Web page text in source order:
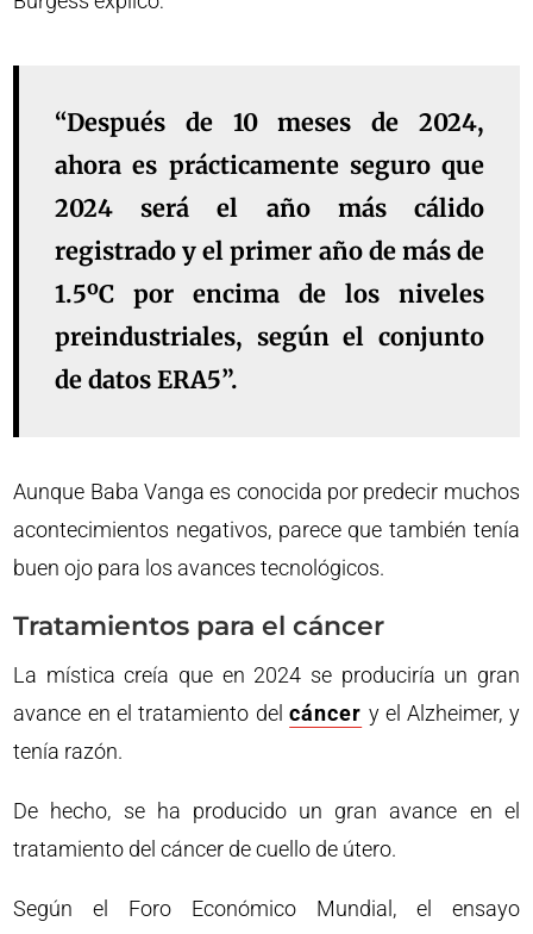
“Después de 10 meses de 2024,
ahora es prácticamente seguro que
2024 será el año más cálido
registrado y el primer año de más de
1.5ºC por encima de los niveles
preindustriales, según el conjunto
de datos ERA5”.
Aunque Baba Vanga es conocida por predecir muchos
acontecimientos negativos, parece que también tenía
buen ojo para los avances tecnológicos.
Tratamientos para el cáncer
La mística creía que en 2024 se produciría un gran
avance en el tratamiento delcáncer y el Alzheimer, y
tenía razón.
De hecho, se ha producido un gran avance en el
tratamiento del cáncer de cuello de útero.
Según el Foro Económico Mundial, el ensayo